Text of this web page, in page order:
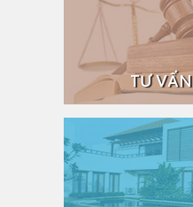
TƯ VẤN